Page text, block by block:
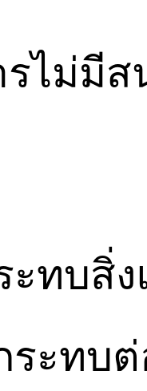
ไม่มี
ะทบสิ่
ระทบ